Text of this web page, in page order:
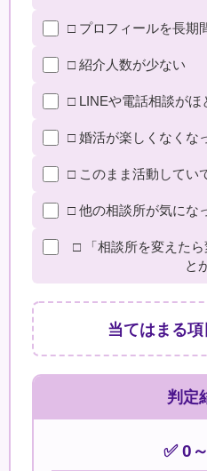
□ プロフィールを長期
□ 紹介人数が少ない
□ LINEや電話相談がほ
□ 婚活が楽しくなくな
□ このまま活動してい
□ 他の相談所が気にな
□ 「相談所を変えた
と
当てはまる項
判定
✅ 0